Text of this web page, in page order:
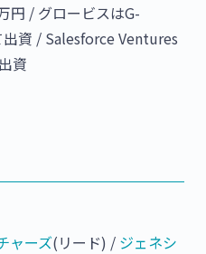
円 / グロービスはG-
資 / Salesforce Ventures
資
ャーズ(リード) / ジェネシ